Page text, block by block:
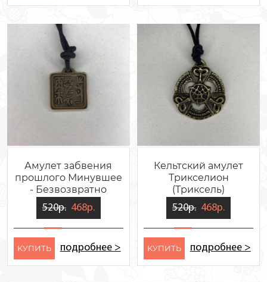
Амулет забвения
прошлого Минувшее
- Безвозвратно
520р. 468р.
KУПИТЬ подробнее >
Кельтский амулет
Трикселион
(Триксель)
520р. 468р.
KУПИТЬ подробнее >